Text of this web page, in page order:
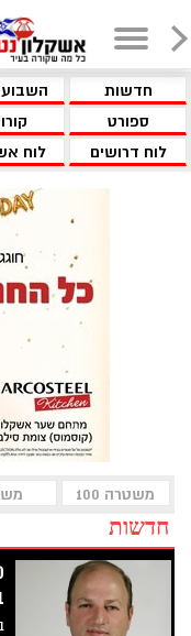
חדשות השבוע
ספורט
לוח דרושים
לוח
משטרה 100
חדשות